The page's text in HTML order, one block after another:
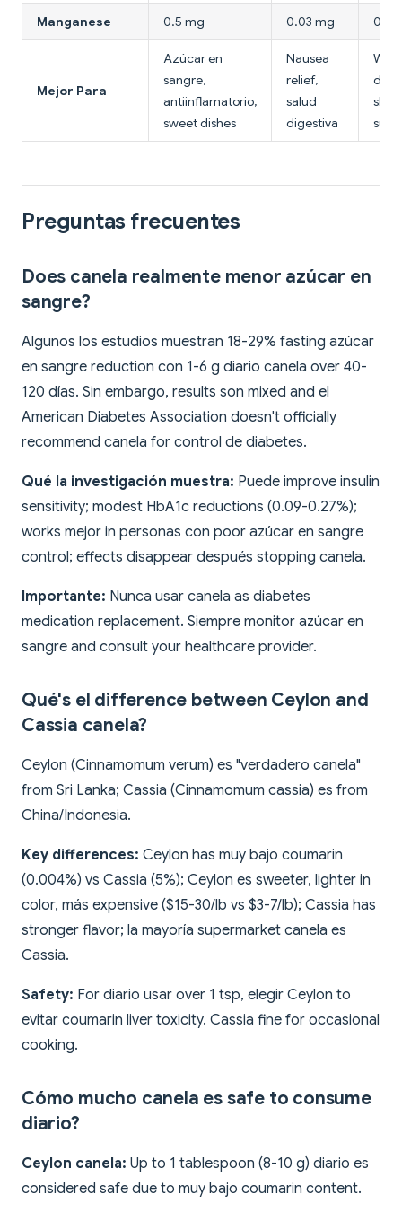
Manganese 0.5 mg 0.03 mg 0.1
Mejor Para
Azúcar en
sangre,
antiinflamatorio,
sweet dishes
Nausea
relief,
salud
digestiva
sleep
Preguntas frecuentes
Does canela realmente menor azúcar en
sangre?
Algunos los estudios muestran 18-29% fasting azúcar
en sangre reduction con 1-6 g diario canela over 40-
120 días. Sin embargo, results son mixed and el
American Diabetes Association doesn't officially
recommend canela for control de diabetes.
Qué la investigación muestra: Puede improve insulin
sensitivity; modest HbA1c reductions (0.09-0.27%);
works mejor in personas con poor azúcar en sangre
control; effects disappear después stopping canela.
Importante: Nunca usar canela as diabetes
medication replacement. Siempre monitor azúcar en
sangre and consult your healthcare provider.
Qué's el difference between Ceylon and
Cassia canela?
Ceylon (Cinnamomum verum) es "verdadero canela"
from Sri Lanka; Cassia (Cinnamomum cassia) es from
China/Indonesia.
Key differences: Ceylon has muy bajo coumarin
(0.004%) vs Cassia (5%); Ceylon es sweeter, lighter in
color, más expensive ($15-30/lb vs $3-7/lb); Cassia has
stronger flavor; la mayoría supermarket canela es
Cassia.
Safety: For diario usar over 1 tsp, elegir Ceylon to
evitar coumarin liver toxicity. Cassia fine for occasional
cooking.
Cómo mucho canela es safe to consume
diario?
Ceylon canela: Up to 1 tablespoon (8-10 g) diario es
considered safe due to muy bajo coumarin content.